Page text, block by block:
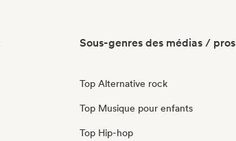
Sous-genres des médias / pros
Top Alternative rock
Top Musique pour enfants
Top Hip-hop